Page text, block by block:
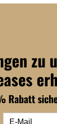
zu
Rabatt